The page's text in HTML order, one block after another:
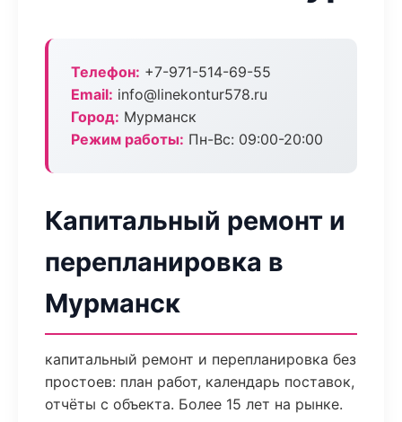
Телефон: +7-971-514-69-55
Email: info@linekontur578.ru
Город: Мурманск
Режим работы: Пн-Вс: 09:00-20:00
Капитальный ремонт и
перепланировка в
Мурманск
капитальный ремонт и перепланировка без
простоев: план работ, календарь поставок,
отчёты с объекта. Более 15 лет на рынке.